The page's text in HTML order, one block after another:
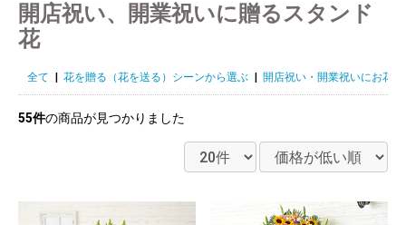
開店祝い、開業祝いに贈るスタンド
花
全て 花を贈る（花を送る）シーンから選ぶ 開店祝い・開業祝いにお花
55件の商品が見つかりました